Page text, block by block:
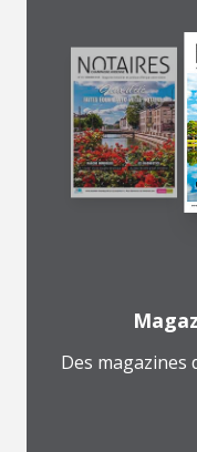
Des